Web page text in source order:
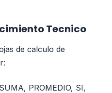
Tecnico
de calculo de
PROMEDIO, SI,